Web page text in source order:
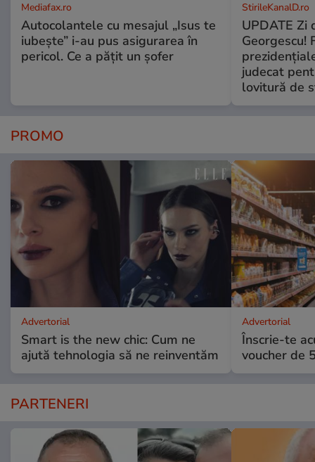
Mediafax.ro
Autocolantele cu mesajul „Isus te
iubește” i-au pus asigurarea în
pericol. Ce a pățit un șofer
StirileKanalD.ro
UPDATE Zi
Georgescu!
judecat
lovitură de
PROMO
Advertorial
Smart is the new chic: Cum ne
ajută tehnologia să ne reinventăm
Advertorial
Înscrie-te
voucher de
PARTENERI